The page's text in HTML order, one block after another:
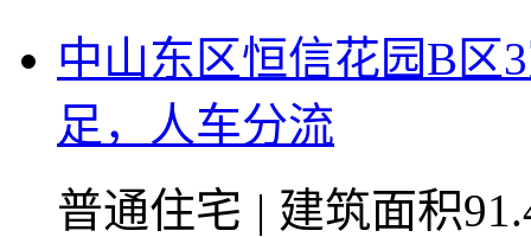
中山东区恒信花园B区
足，人车分流
普通住宅 | 建筑面积